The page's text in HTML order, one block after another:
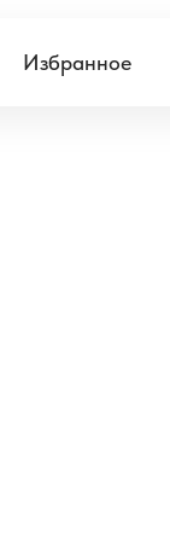
Избранное